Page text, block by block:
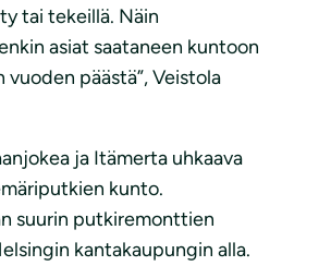
tai tekeillä. Näin
asiat saataneen kuntoon
vuoden päästä”, Veistola
ja Itämerta uhkaava
kunto.
suurin putkiremonttien
kantakaupungin alla.